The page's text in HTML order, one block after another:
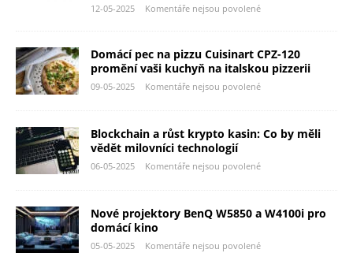
12-05-2025 Komentáře nejsou povolené
Domácí pec na pizzu Cuisinart CPZ-120
promění vaši kuchyň na italskou pizzerii
09-05-2025 Komentáře nejsou povolené
Blockchain a růst krypto kasin: Co by měli
vědět milovníci technologií
06-05-2025 Komentáře nejsou povolené
Nové projektory BenQ W5850 a W4100i pro
domácí kino
05-05-2025 Komentáře nejsou povolené